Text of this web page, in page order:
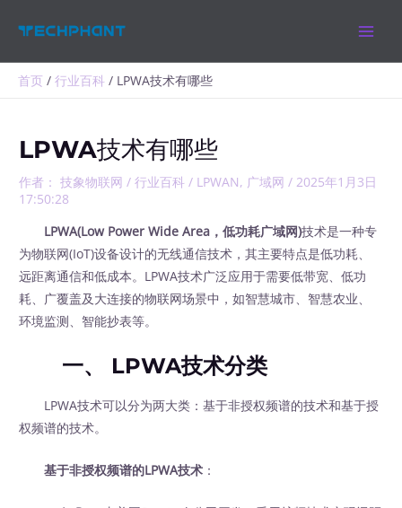
首页 行业百科 LPWA技术有哪些
LPWA技术有哪些
作者： 技象物联网/行业百科 / LPWAN, 广域网 /2025年1月3日
17:50:28
LPWA(Low Power Wide Area，低功耗广域网)技术是一种专
为物联网(IoT)设备设计的无线通信技术，其主要特点是低功耗、
远距离通信和低成本。LPWA技术广泛应用于需要低带宽、低功
耗、广覆盖及大连接的物联网场景中，如智慧城市、智慧农业、
环境监测、智能抄表等。
一、 LPWA技术分类
LPWA技术可以分为两大类：基于非授权频谱的技术和基于授
权频谱的技术。
基于非授权频谱的LPWA技术 ：